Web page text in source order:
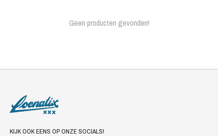
Geen producten gevonden!
KIJK OOK EENS OP ONZE SOCIALS!